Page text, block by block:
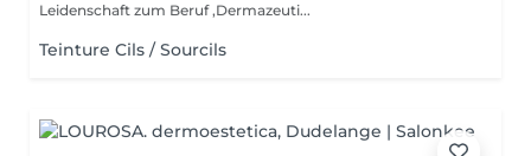
Leidenschaft zum Beruf ,Dermazeuti...
Teinture Cils / Sourcils